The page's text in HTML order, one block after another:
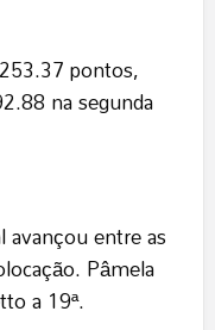
pontos,
na segunda
avançou entre as
Pâmela
a 19ª.